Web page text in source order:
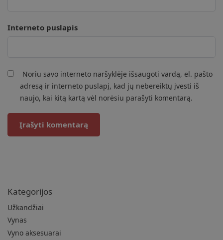
Interneto puslapis
Noriu savo interneto naršyklėje išsaugoti vardą, el. pašto
adresą ir interneto puslapį, kad jų nebereiktų įvesti iš
naujo, kai kitą kartą vėl norėsiu parašyti komentarą.
Kategorijos
Užkandžiai
Vynas
Vyno aksesuarai